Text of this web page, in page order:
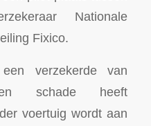
Nationale
Fixico.
verzekerde van
schade heeft
voertuig wordt aan